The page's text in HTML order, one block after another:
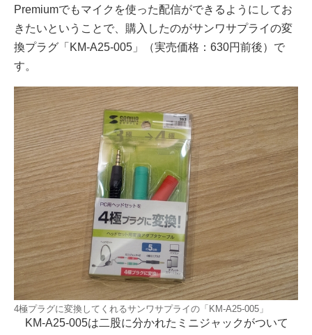
Premiumでもマイクを使った配信ができるようにしてお
きたいということで、購入したのがサンワサプライの変
換プラグ「KM-A25-005」（実売価格：630円前後）で
す。
4極プラグに変換してくれるサンワサプライの「KM-A25-005」
KM-A25-005は二股に分かれたミニジャックがついて